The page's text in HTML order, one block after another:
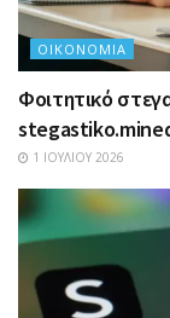
ΟΙΚΟΝΟΜΊΑ
Φοιτητικό
1 ΙΟΥΛΊΟΥ 2026